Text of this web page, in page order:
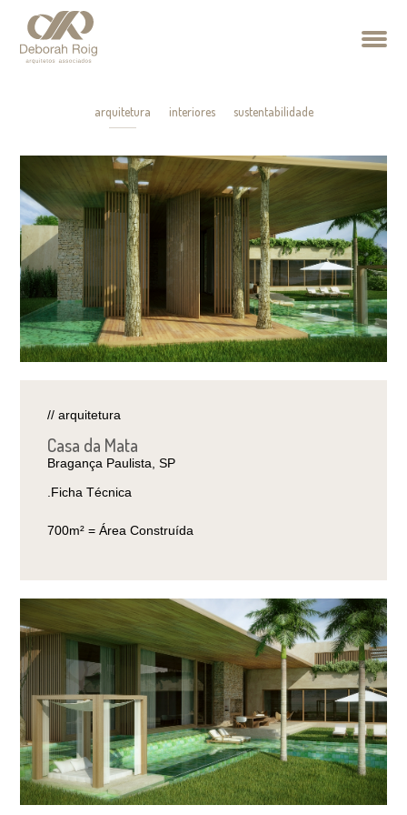
arquitetura interiores sustentabilidade
// arquitetura
Casa da Mata
Bragança Paulista, SP
.Ficha Técnica
700m² = Área Construída